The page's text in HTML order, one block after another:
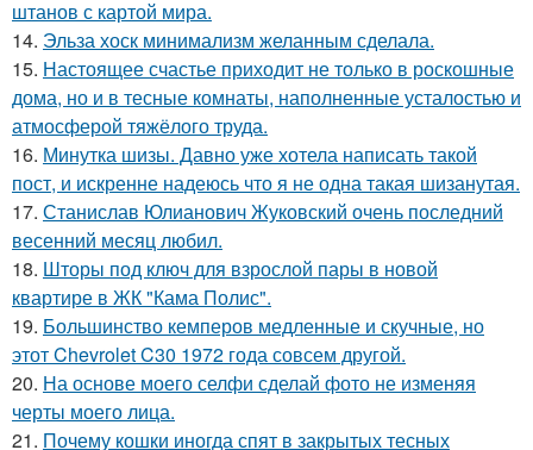
штанов с картой мира.
14. Эльза хоск минимализм желанным сделала.
15. Настоящее счастье приходит не только в роскошные
дома, но и в тесные комнаты, наполненные усталостью и
атмосферой тяжёлого труда.
16. Минутка шизы. Давно уже хотела написать такой
пост, и искренне надеюсь что я не одна такая шизанутая.
17. Станислав Юлианович Жуковский очень последний
весенний месяц любил.
18. Шторы под ключ для взрослой пары в новой
квартире в ЖК "Кама Полис".
19. Большинство кемперов медленные и скучные, но
этот Chevrolet C30 1972 года совсем другой.
20. На основе моего селфи сделай фото не изменяя
черты моего лица.
21. Почему кошки иногда спят в закрытых тесных